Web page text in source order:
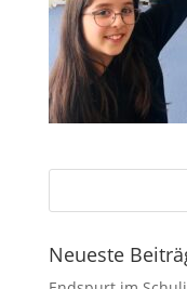
Neueste